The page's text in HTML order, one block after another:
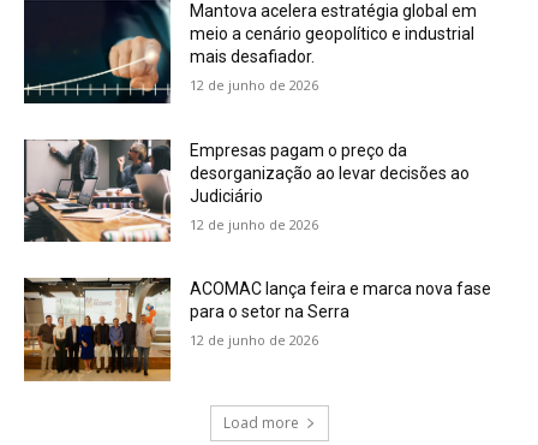
Mantova acelera estratégia global em
meio a cenário geopolítico e industrial
mais desafiador.
12 de junho de 2026
Empresas pagam o preço da
desorganização ao levar decisões ao
Judiciário
12 de junho de 2026
ACOMAC lança feira e marca nova fase
para o setor na Serra
12 de junho de 2026
Load more